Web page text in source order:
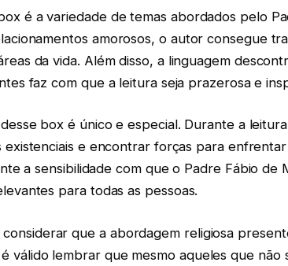
é a variedade de temas abordados pelo
amorosos, o autor consegue
da vida. Além disso, a linguagem
faz com que a leitura seja prazerosa e
box é único e especial. Durante a
e encontrar forças para enfrentar
a sensibilidade com que o Padre Fábio de
para todas as pessoas.
que a abordagem religiosa
válido lembrar que mesmo aqueles que não